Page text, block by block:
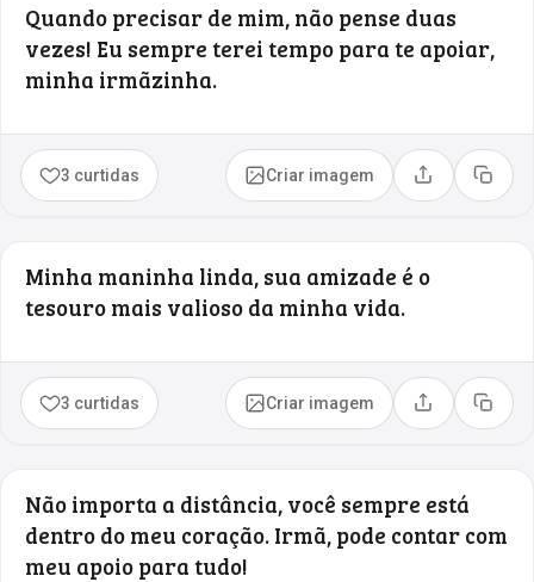
Quando precisar de mim, não pense duas
vezes! Eu sempre terei tempo para te apoiar,
minha irmãzinha.
3 curtidas Criar imagem Compartilhar
Copiar
Minha maninha linda, sua amizade é o
tesouro mais valioso da minha vida.
3 curtidas Criar imagem Compartilhar
Copiar
Não importa a distância, você sempre está
dentro do meu coração. Irmã, pode contar com
meu apoio para tudo!